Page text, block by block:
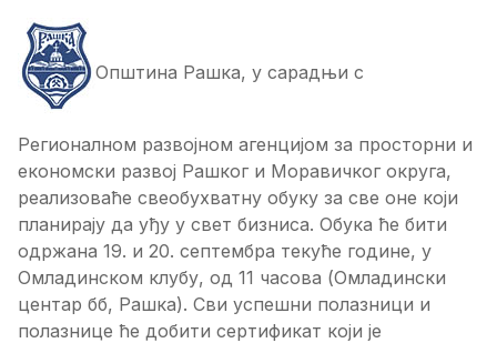
Oпштина Рашка, у сарадњи с
Регионалном развојном агенцијом за просторни и
економски развој Рашког и Моравичког округа,
реализоваће свеобухватну обуку за све оне који
планирају да уђу у свет бизниса. Обука ће бити
одржана 19. и 20. септембра текуће године, у
Омладинском клубу, од 11 часова (Омладински
центар бб, Рашка). Сви успешни полазници и
полазнице ће добити сертификат који је